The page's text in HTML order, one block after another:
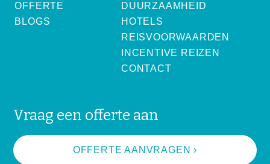
Vraag een offerte aan
OFFERTE AANVRAGEN ›
OFFERTE
BLOGS
DUURZAAMHEID
HOTELS
REISVOORWAARDEN
INCENTIVE REIZEN
CONTACT